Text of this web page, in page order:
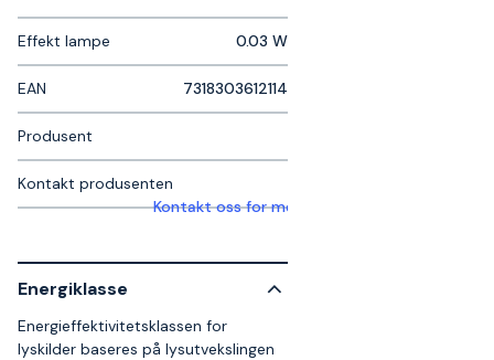
Effekt lampe 0.03 W
EAN 7318303612114
Produsent
Kontakt produsenten
Kontakt oss for mer informasjon
Energiklasse
Energieffektivitetsklassen for
lyskilder baseres på lysutvekslingen